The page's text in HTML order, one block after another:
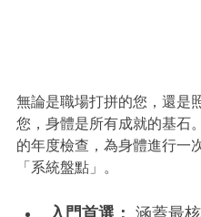
無論是職場打拼的您，還是
您，身體是所有成就的基石
的年度檢查，為身體進行一
「系統盤點」。
入門首選： 涵蓋最